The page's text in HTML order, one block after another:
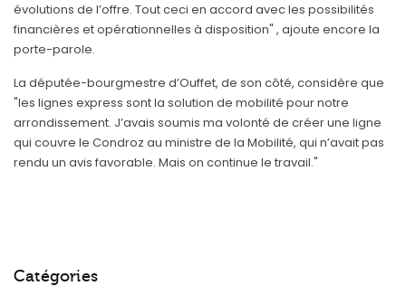
évolutions de l’offre. Tout ceci en accord avec les possibilités
financières et opérationnelles à disposition" , ajoute encore la
porte-parole.
La députée-bourgmestre d’Ouffet, de son côté, considère que
"les lignes express sont la solution de mobilité pour notre
arrondissement. J’avais soumis ma volonté de créer une ligne
qui couvre le Condroz au ministre de la Mobilité, qui n’avait pas
rendu un avis favorable. Mais on continue le travail."
Catégories